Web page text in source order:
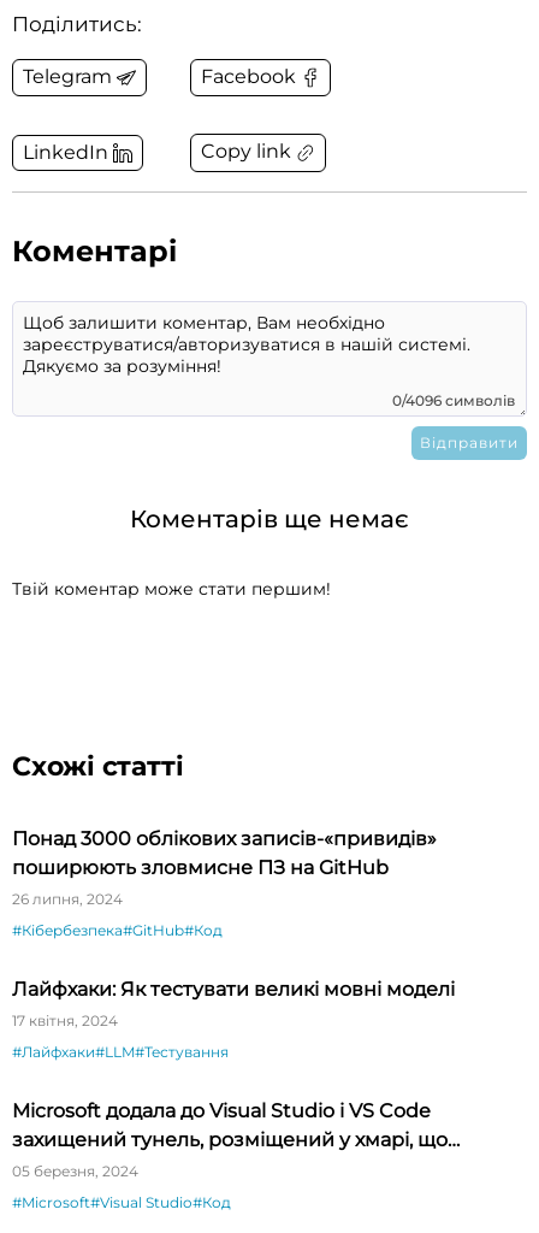
Поділитись:
Telegram Facebook
LinkedIn Copy link
Коментарі
0/4096 символів
Коментарів ще немає
Твій коментар може стати першим!
Схожі статті
Понад 3000 облікових записів-«привидів»
поширюють зловмисне ПЗ на GitHub
26 липня, 2024
#Кібербезпека#GitHub#Код
Лайфхаки: Як тестувати великі мовні моделі
17 квітня, 2024
#Лайфхаки#LLM#Тестування
Microsoft додала до Visual Studio і VS Code
захищений тунель, розміщений у хмарі, що
спрощує тестування API
05 березня, 2024
#Microsoft#Visual Studio#Код